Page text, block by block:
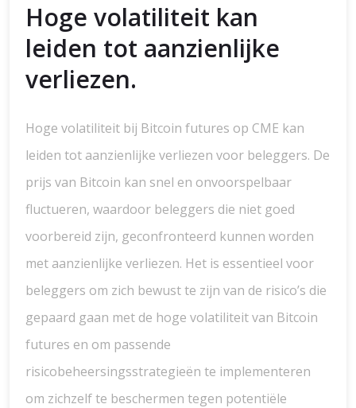
Hoge volatiliteit kan
leiden tot aanzienlijke
verliezen.
Hoge volatiliteit bij Bitcoin futures op CME kan
leiden tot aanzienlijke verliezen voor beleggers. De
prijs van Bitcoin kan snel en onvoorspelbaar
fluctueren, waardoor beleggers die niet goed
voorbereid zijn, geconfronteerd kunnen worden
met aanzienlijke verliezen. Het is essentieel voor
beleggers om zich bewust te zijn van de risico’s die
gepaard gaan met de hoge volatiliteit van Bitcoin
futures en om passende
risicobeheersingsstrategieën te implementeren
om zichzelf te beschermen tegen potentiële